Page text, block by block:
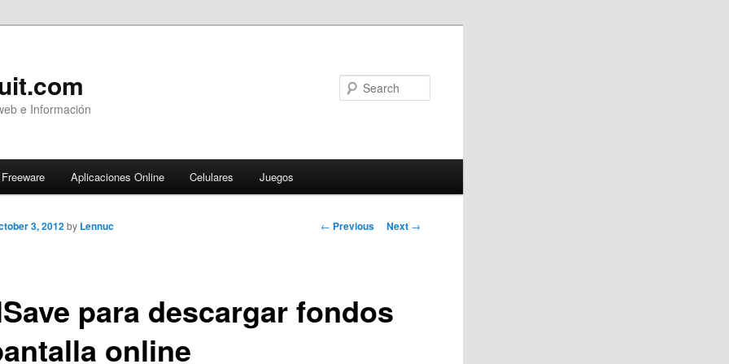
e Información
Freeware Aplicaciones Online Celulares Juegos
Post
← Previous Next →
para descargar fondos
online
3, 2012 by Lennuc